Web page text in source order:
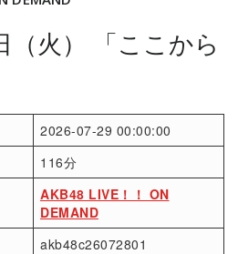
（火） 「ここから
2026-07-29 00:00:00
116分
AKB48 LIVE！！ ON
DEMAND
akb48c26072801